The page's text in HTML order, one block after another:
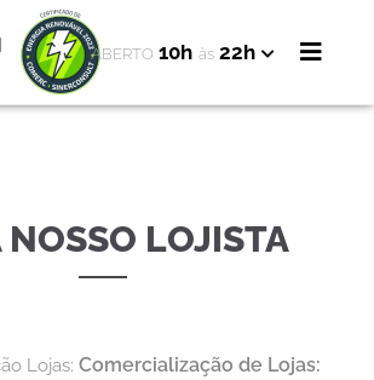
ABERTO 10h às 22h
NOSSO LOJISTA
Lojas: Comercialização de Lojas: